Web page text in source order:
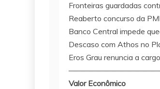
Fronteiras guardadas
Reaberto concurso da
Banco Central impede
Descaso com Athos no
Eros Grau renuncia a
Valor Econômico